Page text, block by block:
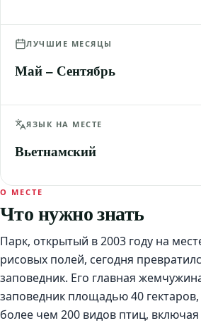
ЛУЧШИЕ МЕСЯЦЫ
Май – Сентябрь
ЯЗЫК НА МЕСТЕ
Вьетнамский
О МЕСТЕ
Что нужно знать
Парк, открытый в 2003 году на
рисовых полей, сегодня
заповедник. Его главная
заповедник площадью 40
более чем 200 видов птиц,